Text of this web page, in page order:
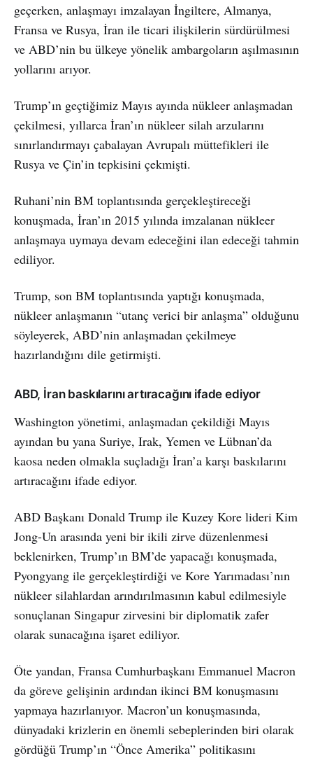
geçerken, anlaşmayı imzalayan İngiltere, Almanya,
Fransa ve Rusya, İran ile ticari ilişkilerin sürdürülmesi
ve ABD’nin bu ülkeye yönelik ambargoların aşılmasının
yollarını arıyor.
Trump’ın geçtiğimiz Mayıs ayında nükleer anlaşmadan
çekilmesi, yıllarca İran’ın nükleer silah arzularını
sınırlandırmayı çabalayan Avrupalı müttefikleri ile
Rusya ve Çin’in tepkisini çekmişti.
Ruhani’nin BM toplantısında gerçekleştireceği
konuşmada, İran’ın 2015 yılında imzalanan nükleer
anlaşmaya uymaya devam edeceğini ilan edeceği tahmin
ediliyor.
Trump, son BM toplantısında yaptığı konuşmada,
nükleer anlaşmanın “utanç verici bir anlaşma” olduğunu
söyleyerek, ABD’nin anlaşmadan çekilmeye
hazırlandığını dile getirmişti.
ABD, İran baskılarını artıracağını ifade ediyor
Washington yönetimi, anlaşmadan çekildiği Mayıs
ayından bu yana Suriye, Irak, Yemen ve Lübnan’da
kaosa neden olmakla suçladığı İran’a karşı baskılarını
artıracağını ifade ediyor.
ABD Başkanı Donald Trump ile Kuzey Kore lideri Kim
Jong-Un arasında yeni bir ikili zirve düzenlenmesi
beklenirken, Trump’ın BM’de yapacağı konuşmada,
Pyongyang ile gerçekleştirdiği ve Kore Yarımadası’nın
nükleer silahlardan arındırılmasının kabul edilmesiyle
sonuçlanan Singapur zirvesini bir diplomatik zafer
olarak sunacağına işaret ediliyor.
Öte yandan, Fransa Cumhurbaşkanı Emmanuel Macron
da göreve gelişinin ardından ikinci BM konuşmasını
yapmaya hazırlanıyor. Macron’un konuşmasında,
dünyadaki krizlerin en önemli sebeplerinden biri olarak
gördüğü Trump’ın “Önce Amerika” politikasını